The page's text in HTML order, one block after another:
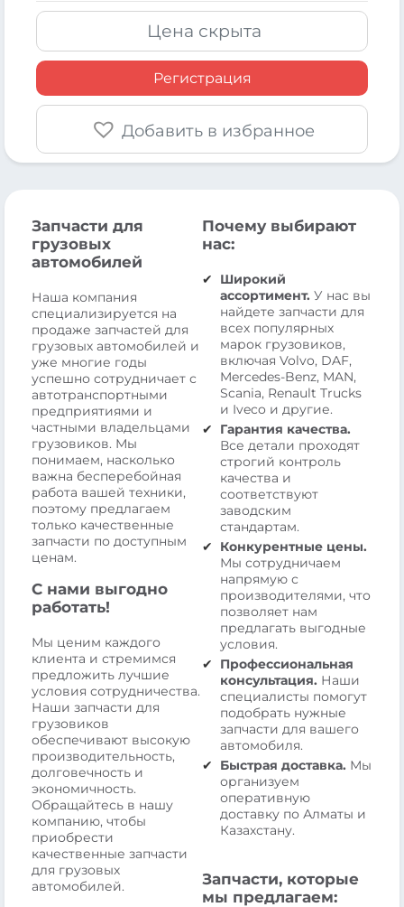
Цена скрыта
Регистрация
Добавить в избранное
Запчасти для
грузовых
автомобилей
Наша компания
специализируется на
продаже запчастей для
грузовых автомобилей и
уже многие годы
успешно сотрудничает с
автотранспортными
предприятиями и
частными владельцами
грузовиков. Мы
понимаем, насколько
важна бесперебойная
работа вашей техники,
поэтому предлагаем
только качественные
запчасти по доступным
ценам.
С нами выгодно
работать!
Мы ценим каждого
клиента и стремимся
предложить лучшие
условия сотрудничества.
Наши запчасти для
грузовиков
обеспечивают высокую
производительность,
долговечность и
экономичность.
Обращайтесь в нашу
компанию, чтобы
приобрести
качественные запчасти
для грузовых
автомобилей.
Почему выбирают
нас:
Широкий
ассортимент. У нас вы
найдете запчасти для
всех популярных
марок грузовиков,
включая Volvo, DAF,
Mercedes-Benz, MAN,
Scania, Renault Trucks
и Iveco и другие.
Гарантия качества.
Все детали проходят
строгий контроль
качества и
соответствуют
заводским
стандартам.
Конкурентные цены.
Мы сотрудничаем
напрямую с
производителями, что
позволяет нам
предлагать выгодные
условия.
Профессиональная
консультация. Наши
специалисты помогут
подобрать нужные
запчасти для вашего
автомобиля.
Быстрая доставка. Мы
организуем
оперативную
доставку по Алматы и
Казахстану.
Запчасти, которые
мы предлагаем: